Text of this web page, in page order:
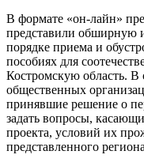
В формате «он-лайн»
представили обширную
порядке приема и
пособиях для
Костромскую область. В
общественных
принявшие решение о
задать вопросы,
проекта, условий их
представленного